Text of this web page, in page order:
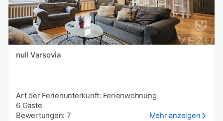
null Varsovia
Art der Ferienunterkunft: Ferienwohnung
6 Gäste
Bewertungen: 7
Mehr anzeigen